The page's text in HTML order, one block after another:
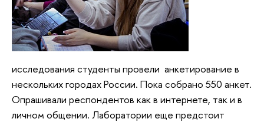
исследования студенты провели анкетирование в
нескольких городах России. Пока собрано 550 анкет.
Опрашивали респондентов как в интернете, так и в
личном общении. Лаборатории еще предстоит